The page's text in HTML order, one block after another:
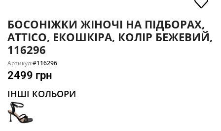
БОСОНІЖКИ ЖІНОЧІ НА ПІДБОРАХ,
ATTICO, ЕКОШКІРА, КОЛІР БЕЖЕВИЙ,
116296
Артикул:#116296
2499 грн
ІНШІ КОЛЬОРИ